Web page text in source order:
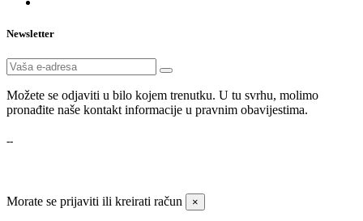
Newsletter
Možete se odjaviti u bilo kojem trenutku. U tu svrhu, molimo
pronađite naše kontakt informacije u pravnim obavijestima.
--
Morate se prijaviti ili kreirati račun ×